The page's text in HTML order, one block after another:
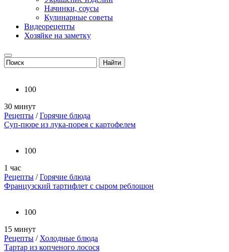
Начинки, соусы
Кулинарные советы
Видеорецепты
Хозяйке на заметку
100
30 минут
Рецепты /Горячие блюда
Суп-пюре из лука-порея с картофелем
100
1 час
Рецепты /Горячие блюда
Французский тартифлет с сыром реблошон
100
15 минут
Рецепты / Холодные блюда
Тартар из копченого лосося